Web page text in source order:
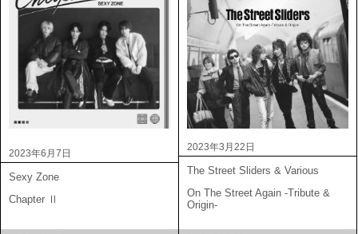
2023年6月7日
Sexy Zone
Chapter Ⅱ
2023年3月22日
The Street Sliders & Various
On The Street Again -Tribute &
Origin-